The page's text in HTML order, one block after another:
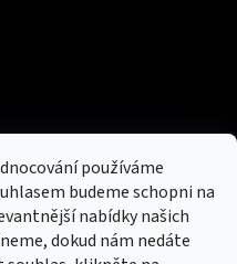
používáme
budeme schopni na
nabídky našich
dokud nám nedáte